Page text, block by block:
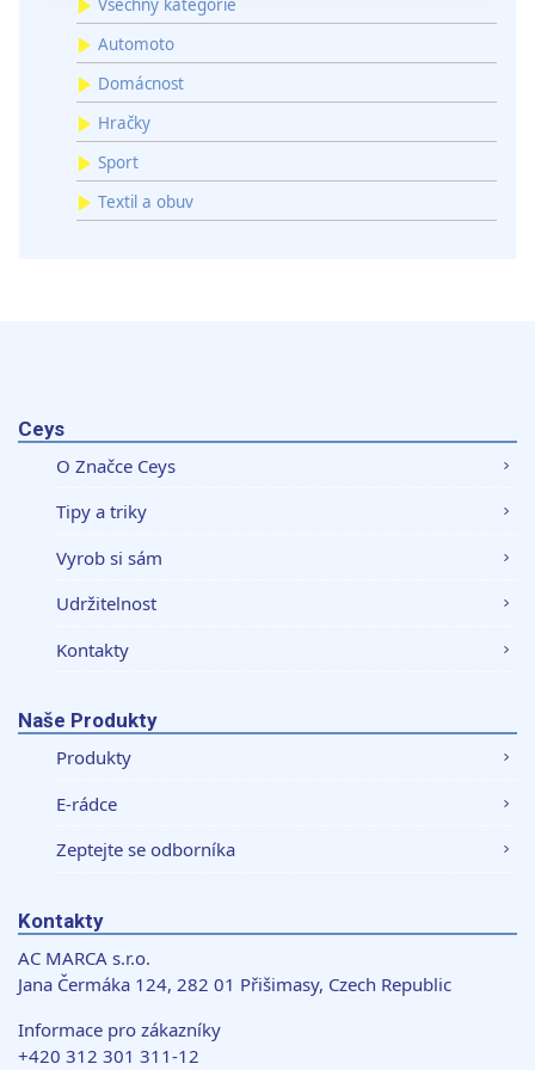
sdílíme se svými partnery pro sociální média, inzerci a
analýzy. Partneři tyto údaje mohou zkombinovat s
dalšími informacemi, které jste jim poskytli nebo které
získali v důsledku toho, že používáte jejich služby.
Všechny kategorie
Automoto
Domácnost
Hračky
Sport
Textil a obuv
Ceys
O Značce Ceys
Tipy a triky
Vyrob si sám
Udržitelnost
Kontakty
Naše Produkty
Produkty
E-rádce
Zeptejte se odborníka
Kontakty
AC MARCA s.r.o.
Jana Čermáka 124, 282 01 Přišimasy, Czech Republic
Informace pro zákazníky
+420 312 301 311-12